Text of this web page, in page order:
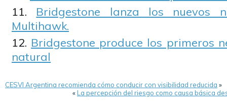
Bridgestone lanza los nuevos
Multihawk.
Bridgestone produce los primeros
natural
CESVI Argentina recomienda cómo conducir con visibilidad reducida »
«La percepción del riesgo como causa básica